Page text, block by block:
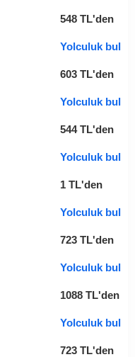
548 TL'den
Yolculuk bul
603 TL'den
Yolculuk bul
544 TL'den
Yolculuk bul
1 TL'den
Yolculuk bul
723 TL'den
Yolculuk bul
1088 TL'den
Yolculuk bul
723 TL'den